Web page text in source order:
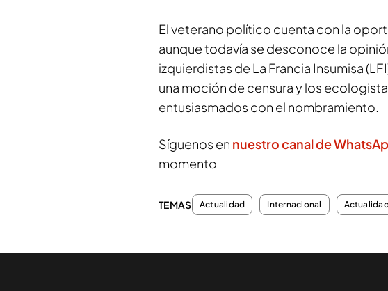
El veterano político cuenta con la
aunque todavía se desconoce la
izquierdistas de La Francia Insumisa
una moción de censura y los
entusiasmados con el nombramiento.
Síguenos en nuestro canal de
momento
TEMAS Actualidad Internacional